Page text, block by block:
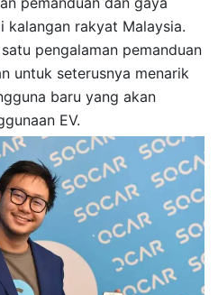
kalangan rakyat Malaysia.
pengalaman pemanduan
untuk seterusnya menarik
baru yang akan
EV.